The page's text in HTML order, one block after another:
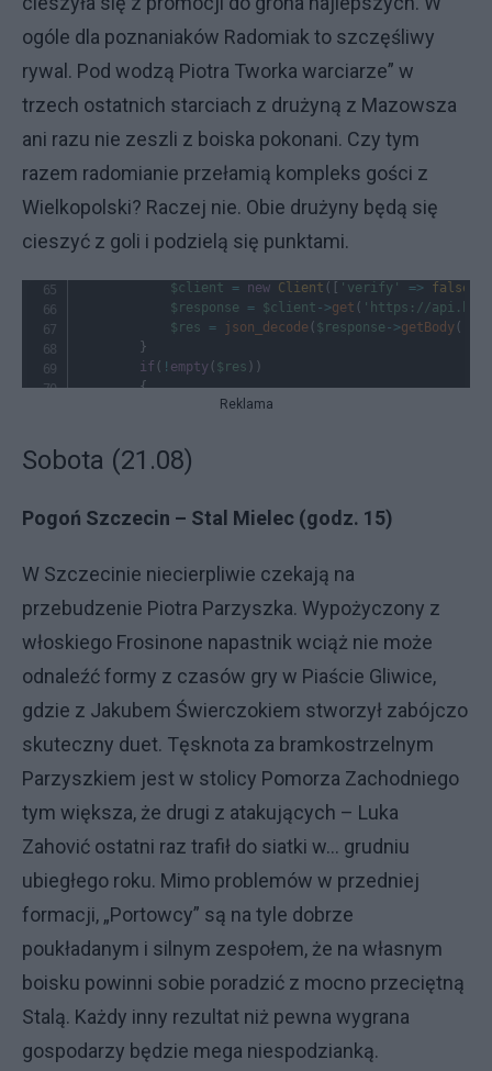
ogóle dla poznaniaków Radomiak to szczęśliwy
rywal. Pod wodzą Piotra Tworka warciarze” w
trzech ostatnich starciach z drużyną z Mazowsza
ani razu nie zeszli z boiska pokonani. Czy tym
razem radomianie przełamią kompleks gości z
Wielkopolski? Raczej nie. Obie drużyny będą się
cieszyć z goli i podzielą się punktami.
Reklama
Sobota (21.08)
Pogoń Szczecin – Stal Mielec (godz. 15)
W Szczecinie niecierpliwie czekają na
przebudzenie Piotra Parzyszka. Wypożyczony z
włoskiego Frosinone napastnik wciąż nie może
odnaleźć formy z czasów gry w Piaście Gliwice,
gdzie z Jakubem Świerczokiem stworzył zabójczo
skuteczny duet. Tęsknota za bramkostrzelnym
Parzyszkiem jest w stolicy Pomorza Zachodniego
tym większa, że drugi z atakujących – Luka
Zahović ostatni raz trafił do siatki w... grudniu
ubiegłego roku. Mimo problemów w przedniej
formacji, „Portowcy” są na tyle dobrze
poukładanym i silnym zespołem, że na własnym
boisku powinni sobie poradzić z mocno przeciętną
Stalą. Każdy inny rezultat niż pewna wygrana
gospodarzy będzie mega niespodzianką.